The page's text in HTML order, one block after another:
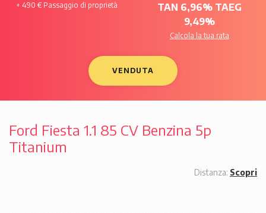
+ 490 € Passaggio di proprietà
TAN 6,96% TAEG
9,49%
Calcola la tua rata
VENDUTA
Ford Fiesta 1.1 85 CV Benzina 5p
Titanium
Distanza: Scopri